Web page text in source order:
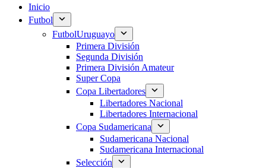
Inicio
Futbol
FutbolUruguayo
Primera División
Segunda División
Primera División Amateur
Super Copa
Copa Libertadores
Libertadores Nacional
Libertadores Internacional
Copa Sudamericana
Sudamericana Nacional
Sudamericana Internacional
Selección